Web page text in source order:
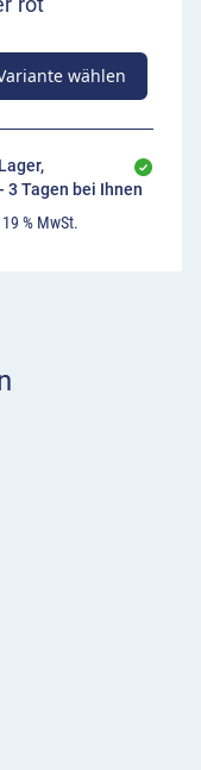
wählen
3 Tagen bei Ihnen
% MwSt.